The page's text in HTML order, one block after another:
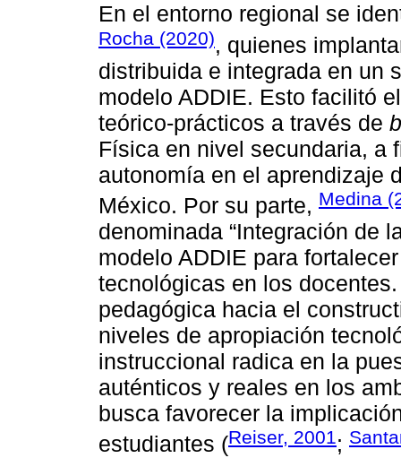
En el entorno regional se
Rocha (2020), quienes
distribuida e integrada en un
modelo ADDIE. Esto facilitó
teórico-prácticos a través de
Física en nivel secundaria, a
autonomía en el aprendizaje
México. Por su parte, Medina
denominada “Integración de
modelo ADDIE para
tecnológicas en los
pedagógica hacia el
niveles de apropiación
instruccional radica en la
auténticos y reales en los
busca favorecer la
estudiantes (Reiser, 2001;